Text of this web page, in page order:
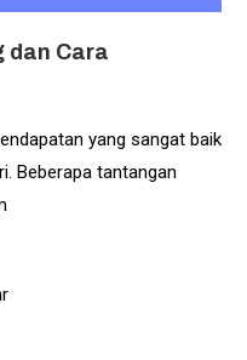
dan Cara
yang sangat baik
Beberapa tantangan